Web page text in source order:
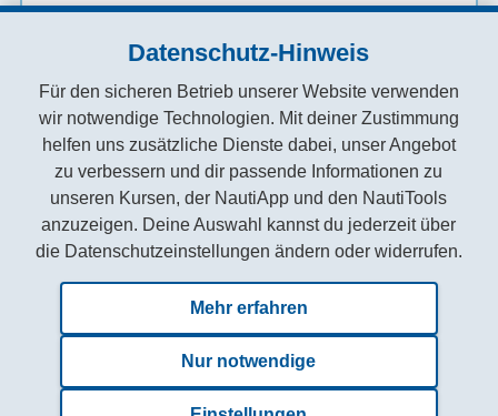
Datenschutz-Hinweis
Für den sicheren Betrieb unserer Website verwenden
wir notwendige Technologien. Mit deiner Zustimmung
helfen uns zusätzliche Dienste dabei, unser Angebot
zu verbessern und dir passende Informationen zu
unseren Kursen, der NautiApp und den NautiTools
anzuzeigen. Deine Auswahl kannst du jederzeit über
die Datenschutzeinstellungen ändern oder widerrufen.
Mehr erfahren
Nur notwendige
Dokument oder Thema fehlt?
Zuletzt aktualisiert am: 21.06.2026
AGB